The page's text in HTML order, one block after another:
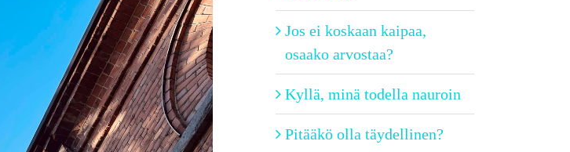
Jos ei koskaan kaipaa,
osaako arvostaa?
Kyllä, minä todella nauroin
Pitääkö olla täydellinen?